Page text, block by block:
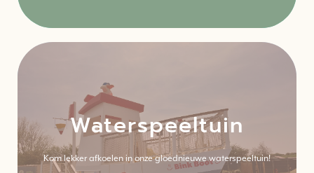
Waterspeeltuin
Kom lekker afkoelen in onze gloednieuwe waterspeeltuin!
Meer weten? Lees alles over deze activiteit.
Klik hier